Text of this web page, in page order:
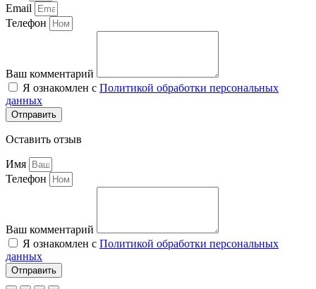
Email
Телефон
Ваш комментарий
Я ознакомлен с Политикой обработки персональных
данных
Отправить
Оставить отзыв
Имя
Телефон
Ваш комментарий
Я ознакомлен с Политикой обработки персональных
данных
Отправить